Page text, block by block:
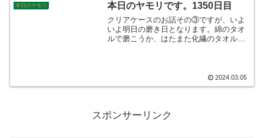
本日のヤモリ 本日のヤモリです。1350日目
クリアケースのお話その③ですが、いよ
いよ明日の磨き日となります。綿のタオ
ルで磨こうか、はたまた化繊のタオルで
おります。そんなこんなで、本日のヤモ
リです。
2024.03.05
スポンサーリンク